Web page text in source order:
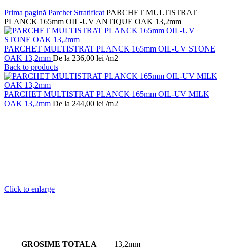
Prima pagină Parchet Stratificat PARCHET MULTISTRAT
PLANCK 165mm OIL-UV ANTIQUE OAK 13,2mm
PARCHET MULTISTRAT PLANCK 165mm OIL-UV STONE
OAK 13,2mm De la 236,00 lei /m2
Back to products
PARCHET MULTISTRAT PLANCK 165mm OIL-UV MILK
OAK 13,2mm De la 244,00 lei /m2
Click to enlarge
GROSIME TOTALA 13,2mm